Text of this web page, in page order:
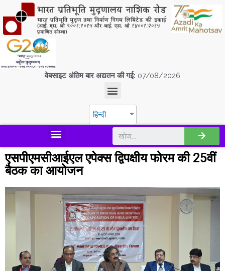
वेबसाइट अंतिम बार अद्यतन की गई: 07/08/2026
हिन्दी
एसपीएमसीआईएल एपेक्स द्विपक्षीय फोरम की 25वीं
बैठक का आयोजन